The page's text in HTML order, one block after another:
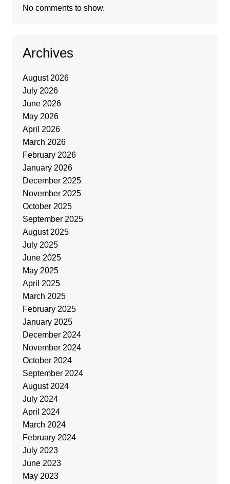
No comments to show.
Archives
August 2026
July 2026
June 2026
May 2026
April 2026
March 2026
February 2026
January 2026
December 2025
November 2025
October 2025
September 2025
August 2025
July 2025
June 2025
May 2025
April 2025
March 2025
February 2025
January 2025
December 2024
November 2024
October 2024
September 2024
August 2024
July 2024
April 2024
March 2024
February 2024
July 2023
June 2023
May 2023